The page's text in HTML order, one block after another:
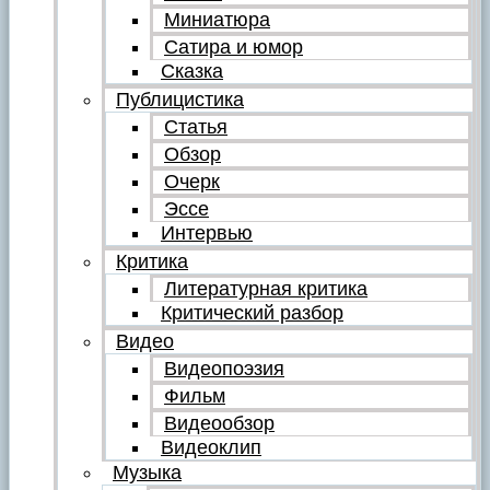
Миниатюра
Сатира и юмор
Сказка
Публицистика
Статья
Обзор
Очерк
Эссе
Интервью
Критика
Литературная критика
Критический разбор
Видео
Видеопоэзия
Фильм
Видеообзор
Видеоклип
Музыка